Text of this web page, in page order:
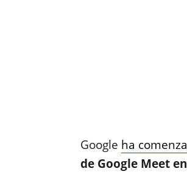
Google ha
de Google Meet